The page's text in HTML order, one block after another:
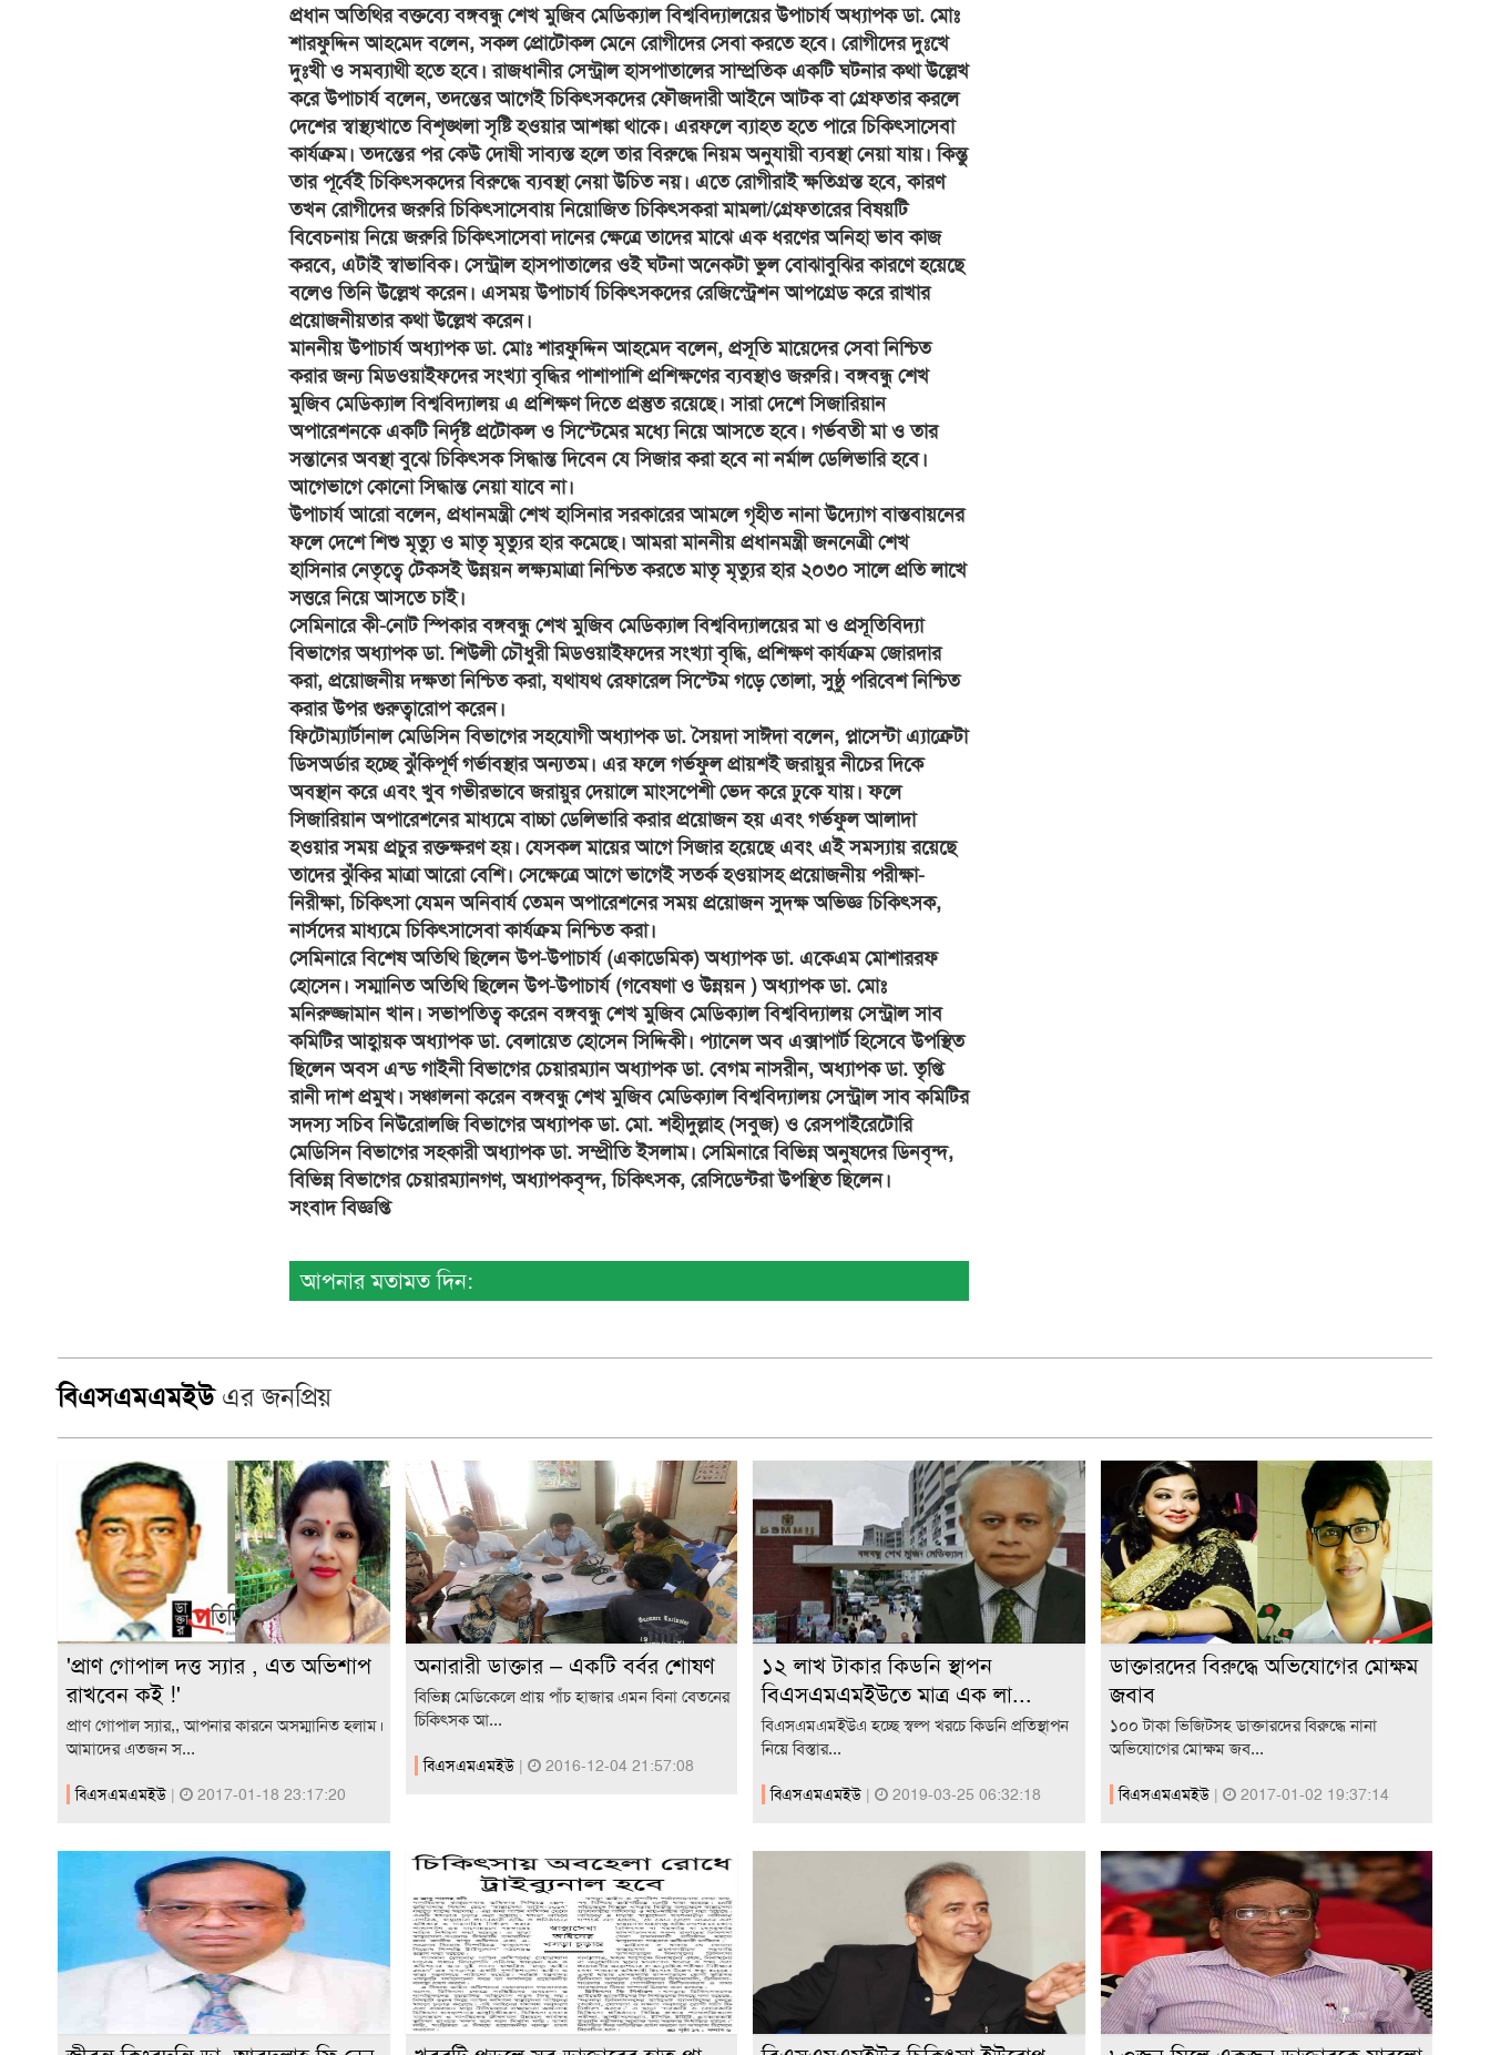
প্রধান অতিথির বক্তব্যে বঙ্গবন্ধু শেখ মুজিব মেডিক্যাল বিশ্ববিদ্যালয়ের উপাচার্য অধ্যাপক ডা. মোঃ
শারফুদ্দিন আহমেদ বলেন, সকল প্রোটোকল মেনে রোগীদের সেবা করতে হবে। রোগীদের দুঃখে
দুঃখী ও সমব্যাথী হতে হবে। রাজধানীর সেন্ট্রাল হাসপাতালের সাম্প্রতিক একটি ঘটনার কথা উল্লেখ
করে উপাচার্য বলেন, তদন্তের আগেই চিকিৎসকদের ফৌজদারী আইনে আটক বা গ্রেফতার করলে
দেশের স্বাস্থ্যখাতে বিশৃঙ্খলা সৃষ্টি হওয়ার আশঙ্কা থাকে। এরফলে ব্যাহত হতে পারে চিকিৎসাসেবা
কার্যক্রম। তদন্তের পর কেউ দোষী সাব্যস্ত হলে তার বিরুদ্ধে নিয়ম অনুযায়ী ব্যবস্থা নেয়া যায়। কিন্তু
তার পূর্বেই চিকিৎসকদের বিরুদ্ধে ব্যবস্থা নেয়া উচিত নয়। এতে রোগীরাই ক্ষতিগ্রস্ত হবে, কারণ
তখন রোগীদের জরুরি চিকিৎসাসেবায় নিয়োজিত চিকিৎসকরা মামলা/গ্রেফতারের বিষয়টি
বিবেচনায় নিয়ে জরুরি চিকিৎসাসেবা দানের ক্ষেত্রে তাদের মাঝে এক ধরণের অনিহা ভাব কাজ
করবে, এটাই স্বাভাবিক। সেন্ট্রাল হাসপাতালের ওই ঘটনা অনেকটা ভুল বোঝাবুঝির কারণে হয়েছে
বলেও তিনি উল্লেখ করেন। এসময় উপাচার্য চিকিৎসকদের রেজিস্ট্রেশন আপগ্রেড করে রাখার
প্রয়োজনীয়তার কথা উল্লেখ করেন।
মাননীয় উপাচার্য অধ্যাপক ডা. মোঃ শারফুদ্দিন আহমেদ বলেন, প্রসূতি মায়েদের সেবা নিশ্চিত
করার জন্য মিডওয়াইফদের সংখ্যা বৃদ্ধির পাশাপাশি প্রশিক্ষণের ব্যবস্থাও জরুরি। বঙ্গবন্ধু শেখ
মুজিব মেডিক্যাল বিশ্ববিদ্যালয় এ প্রশিক্ষণ দিতে প্রস্তুত রয়েছে। সারা দেশে সিজারিয়ান
অপারেশনকে একটি নির্দৃষ্ট প্রটোকল ও সিস্টেমের মধ্যে নিয়ে আসতে হবে। গর্ভবতী মা ও তার
সন্তানের অবস্থা বুঝে চিকিৎসক সিদ্ধান্ত দিবেন যে সিজার করা হবে না নর্মাল ডেলিভারি হবে।
আগেভাগে কোনো সিদ্ধান্ত নেয়া যাবে না।
উপাচার্য আরো বলেন, প্রধানমন্ত্রী শেখ হাসিনার সরকারের আমলে গৃহীত নানা উদ্যোগ বাস্তবায়নের
ফলে দেশে শিশু মৃত্যু ও মাতৃ মৃত্যুর হার কমেছে। আমরা মাননীয় প্রধানমন্ত্রী জননেত্রী শেখ
হাসিনার নেতৃত্বে টেকসই উন্নয়ন লক্ষ্যমাত্রা নিশ্চিত করতে মাতৃ মৃত্যুর হার ২০৩০ সালে প্রতি লাখে
সত্তরে নিয়ে আসতে চাই।
সেমিনারে কী-নোট স্পিকার বঙ্গবন্ধু শেখ মুজিব মেডিক্যাল বিশ্ববিদ্যালয়ের মা ও প্রসূতিবিদ্যা
বিভাগের অধ্যাপক ডা. শিউলী চৌধুরী মিডওয়াইফদের সংখ্যা বৃদ্ধি, প্রশিক্ষণ কার্যক্রম জোরদার
করা, প্রয়োজনীয় দক্ষতা নিশ্চিত করা, যথাযথ রেফারেল সিস্টেম গড়ে তোলা, সুষ্ঠু পরিবেশ নিশ্চিত
করার উপর গুরুত্বারোপ করেন।
ফিটোম্যার্টানাল মেডিসিন বিভাগের সহযোগী অধ্যাপক ডা. সৈয়দা সাঈদা বলেন, প্লাসেন্টা এ্যাক্রেটা
ডিসঅর্ডার হচ্ছে ঝুঁকিপূর্ণ গর্ভাবস্থার অন্যতম। এর ফলে গর্ভফুল প্রায়শই জরায়ুর নীচের দিকে
অবস্থান করে এবং খুব গভীরভাবে জরায়ুর দেয়ালে মাংসপেশী ভেদ করে ঢুকে যায়। ফলে
সিজারিয়ান অপারেশনের মাধ্যমে বাচ্চা ডেলিভারি করার প্রয়োজন হয় এবং গর্ভফুল আলাদা
হওয়ার সময় প্রচুর রক্তক্ষরণ হয়। যেসকল মায়ের আগে সিজার হয়েছে এবং এই সমস্যায় রয়েছে
তাদের ঝুঁকির মাত্রা আরো বেশি। সেক্ষেত্রে আগে ভাগেই সতর্ক হওয়াসহ প্রয়োজনীয় পরীক্ষা-
নিরীক্ষা, চিকিৎসা যেমন অনিবার্য তেমন অপারেশনের সময় প্রয়োজন সুদক্ষ অভিজ্ঞ চিকিৎসক,
নার্সদের মাধ্যমে চিকিৎসাসেবা কার্যক্রম নিশ্চিত করা।
সেমিনারে বিশেষ অতিথি ছিলেন উপ-উপাচার্য (একাডেমিক) অধ্যাপক ডা. একেএম মোশাররফ
হোসেন। সম্মানিত অতিথি ছিলেন উপ-উপাচার্য (গবেষণা ও উন্নয়ন ) অধ্যাপক ডা. মোঃ
মনিরুজ্জামান খান। সভাপতিত্ব করেন বঙ্গবন্ধু শেখ মুজিব মেডিক্যাল বিশ্ববিদ্যালয় সেন্ট্রাল সাব
কমিটির আহ্বায়ক অধ্যাপক ডা. বেলায়েত হোসেন সিদ্দিকী। প্যানেল অব এক্সাপার্ট হিসেবে উপস্থিত
ছিলেন অবস এন্ড গাইনী বিভাগের চেয়ারম্যান অধ্যাপক ডা. বেগম নাসরীন, অধ্যাপক ডা. তৃপ্তি
রানী দাশ প্রমুখ। সঞ্চালনা করেন বঙ্গবন্ধু শেখ মুজিব মেডিক্যাল বিশ্ববিদ্যালয় সেন্ট্রাল সাব কমিটির
সদস্য সচিব নিউরোলজি বিভাগের অধ্যাপক ডা. মো. শহীদুল্লাহ (সবুজ) ও রেসপাইরেটোরি
মেডিসিন বিভাগের সহকারী অধ্যাপক ডা. সম্প্রীতি ইসলাম। সেমিনারে বিভিন্ন অনুষদের ডিনবৃন্দ,
বিভিন্ন বিভাগের চেয়ারম্যানগণ, অধ্যাপকবৃন্দ, চিকিৎসক, রেসিডেন্টরা উপস্থিত ছিলেন।
সংবাদ বিজ্ঞপ্তি
আপনার মতামত দিন:
বিএসএমএমইউএর জনপ্রিয়
'প্রাণ গোপাল দত্ত স্যার , এত অভিশাপ
রাখবেন কই !'
প্রাণ গোপাল স্যার,, আপনার কারনে অসম্মানিত হলাম।
আমাদের এতজন স...
বিএসএমএমইউ | 2017-01-18 23:17:20
অনারারী ডাক্তার – একটি বর্বর শোষণ
বিভিন্ন মেডিকেলে প্রায় পাঁচ হাজার এমন বিনা বেতনের
চিকিৎসক আ...
বিএসএমএমইউ | 2016-12-04 21:57:08
১২ লাখ টাকার কিডনি স্থাপন
বিএসএমএমইউতে মাত্র এক লা...
বিএসএমএমইউএ হচ্ছে স্বল্প খরচে কিডনি প্রতিস্থাপন
নিয়ে বিস্তার...
বিএসএমএমইউ | 2019-03-25 06:32:18
ডাক্তারদের বিরুদ্ধে অভিযোগের মোক্ষম
জবাব
১০০ টাকা ভিজিটসহ ডাক্তারদের বিরুদ্ধে নানা
অভিযোগের মোক্ষম জব...
বিএসএমএমইউ | 2017-01-02 19:37:14